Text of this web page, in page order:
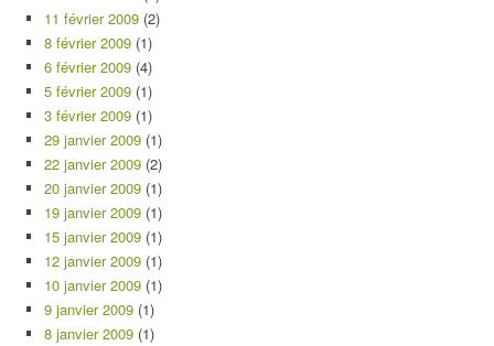
11 février 2009 (2)
8 février 2009 (1)
6 février 2009 (4)
5 février 2009 (1)
3 février 2009 (1)
29 janvier 2009 (1)
22 janvier 2009 (2)
20 janvier 2009 (1)
19 janvier 2009 (1)
15 janvier 2009 (1)
12 janvier 2009 (1)
10 janvier 2009 (1)
9 janvier 2009 (1)
8 janvier 2009 (1)